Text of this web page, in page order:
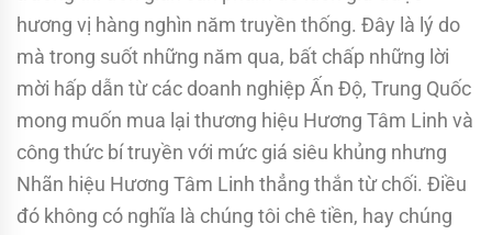
hương vị hàng nghìn năm truyền thống. Đây là lý do
mà trong suốt những năm qua, bất chấp những lời
mời hấp dẫn từ các doanh nghiệp Ấn Độ, Trung Quốc
mong muốn mua lại thương hiệu Hương Tâm Linh và
công thức bí truyền với mức giá siêu khủng nhưng
Nhãn hiệu Hương Tâm Linh thẳng thắn từ chối. Điều
đó không có nghĩa là chúng tôi chê tiền, hay chúng